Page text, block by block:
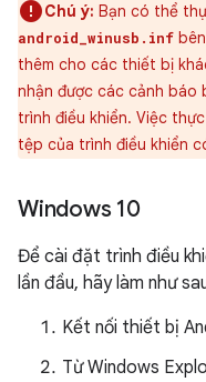
Chú ý: Bạn có thể
android_winusb.inf
thêm cho các thiết bị
nhận được các cảnh báo
trình điều khiển. Việc
tệp của trình điều khiển
Windows 10
Để cài đặt trình điều
lần đầu, hãy làm như
Kết nối thiết bị
Từ Windows